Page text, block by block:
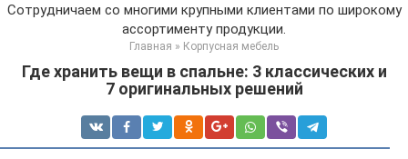
Сотрудничаем со многими крупными клиентами по широкому
ассортименту продукции.
Главная » Корпусная мебель
Где хранить вещи в спальне: 3 классических и
7 оригинальных решений